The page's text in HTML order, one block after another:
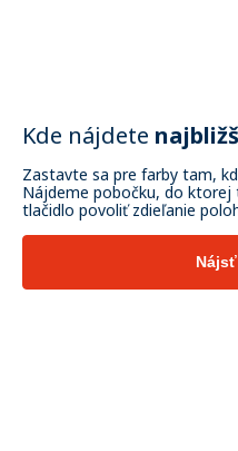
Kde nájdete
Zastavte sa pre farby tam,
Nájdeme pobočku, do ktorej
tlačidlo povoliť zdieľanie